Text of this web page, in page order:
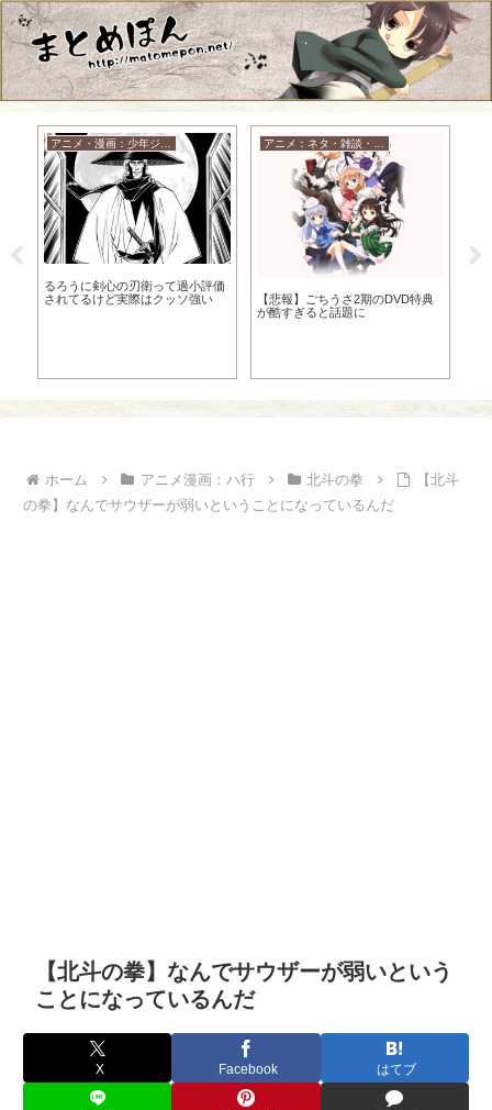
アニメ・漫画：少年ジャンプ
るろうに剣心の刃衛って過小評価
されてるけど実際はクッソ強い
アニメ：ネタ・雑談・ニュース
【悲報】ごちうさ2期のDVD特典
が酷すぎると話題に
ホーム アニメ漫画：ハ行 北斗の拳
【北斗
の拳】なんでサウザーが弱いということになっているんだ
【北斗の拳】なんでサウザーが弱いという
ことになっているんだ
X Facebook はてブ